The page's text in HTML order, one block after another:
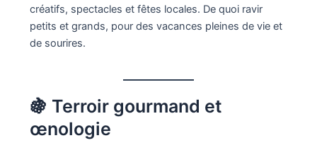
créatifs, spectacles et fêtes locales. De quoi ravir
petits et grands, pour des vacances pleines de vie et
de sourires.
🍇 Terroir gourmand et
œnologie